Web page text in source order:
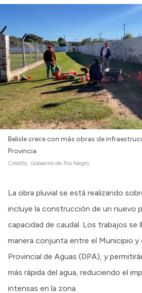
Belisle crece con más obras de
Provincia
Crédito: Gobierno de Río Negro
La obra pluvial se está realizando
incluye la construcción de un nuevo
capacidad de caudal. Los trabajos se
manera conjunta entre el Municipio y
Provincial de Aguas (DPA), y
más rápida del agua, reduciendo el
intensas en la zona.